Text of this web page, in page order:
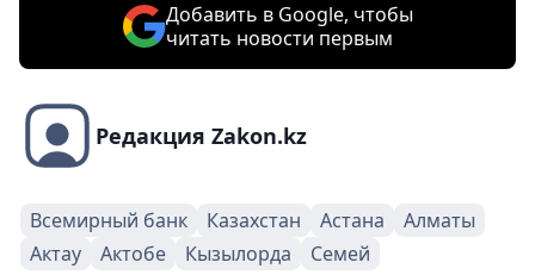
Добавить в Google, чтобы
читать новости первым
Редакция Zakon.kz
Всемирный банк Казахстан Астана
Алматы
Актау
Актобе Кызылорда Семей